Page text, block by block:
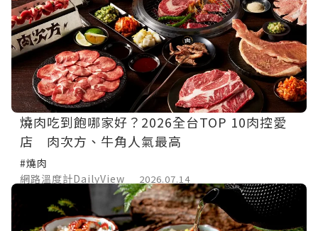
燒肉吃到飽哪家好？2026全台TOP 10肉控愛
店 肉次方、牛角人氣最高
#燒肉
網路溫度計DailyView
2026.07.14